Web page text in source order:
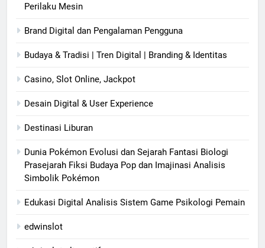
Perilaku Mesin
Brand Digital dan Pengalaman Pengguna
Budaya & Tradisi | Tren Digital | Branding & Identitas
Casino, Slot Online, Jackpot
Desain Digital & User Experience
Destinasi Liburan
Dunia Pokémon Evolusi dan Sejarah Fantasi Biologi
Prasejarah Fiksi Budaya Pop dan Imajinasi Analisis
Simbolik Pokémon
Edukasi Digital Analisis Sistem Game Psikologi Pemain
edwinslot